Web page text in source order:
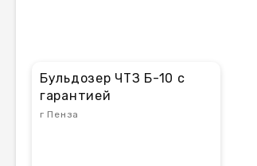
Бульдозер ЧТЗ Б-10 с
гарантией
г Пенза